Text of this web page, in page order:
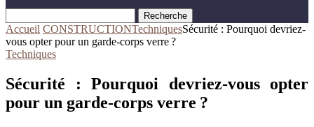
Recherche
Accueil CONSTRUCTIONTechniquesSécurité : Pourquoi devriez-
vous opter pour un garde-corps verre ?
Techniques
Sécurité : Pourquoi devriez-vous opter
pour un garde-corps verre ?